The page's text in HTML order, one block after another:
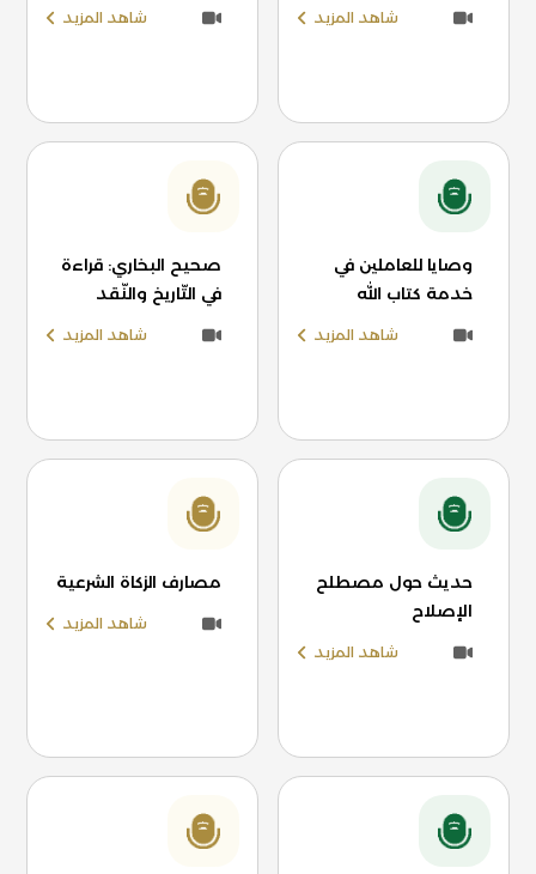
شاهد المزيد شاهد المزيد
وصايا للعاملين في
خدمة كتاب الله
شاهد المزيد
صحيح البخاري: قراءة
في التّاريخ والنّقد
شاهد المزيد
حديث حول مصطلح
الإصلاح
شاهد المزيد
مصارف الزكاة الشرعية
شاهد المزيد